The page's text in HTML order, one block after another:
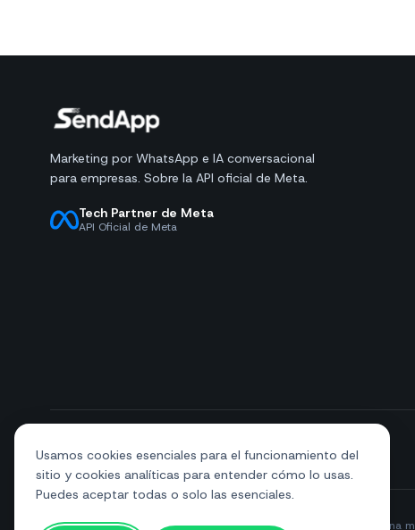
Usamos cookies esenciales para el funcionamiento del
sitio y cookies analíticas para entender cómo lo usas.
Puedes aceptar todas o solo las esenciales.
Marketing por WhatsApp e IA conversacional
para empresas. Sobre la API oficial de Meta.
Tech Partner de Meta
API Oficial de Meta
+39 081 544 7792info@sendapp.live
© 2026 SendApp. Todos los derechos reservados. WhatsApp es una